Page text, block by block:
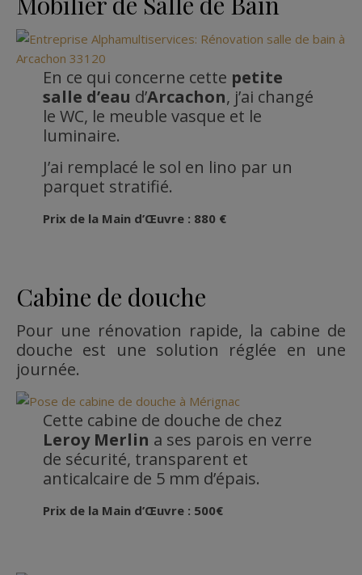
En ce qui concerne cette petite
salle d’eau d’Arcachon, j’ai changé
le WC, le meuble vasque et le
luminaire.
J’ai remplacé le sol en lino par un
parquet stratifié.
Prix de la Main d’Œuvre : 880 €
Cabine de douche
Pour une rénovation rapide, la cabine de
douche est une solution réglée en une
journée.
Cette cabine de douche de chez
Leroy Merlin a ses parois en verre
de sécurité, transparent et
anticalcaire de 5 mm d’épais.
Prix de la Main d’Œuvre : 500€